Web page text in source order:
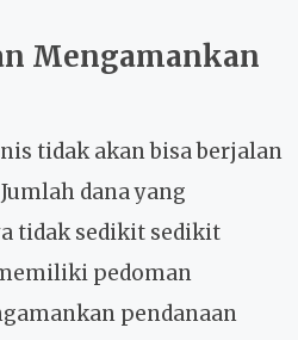
Mengamankan
tidak akan bisa berjalan
dana yang
tidak sedikit sedikit
pedoman
pendanaan